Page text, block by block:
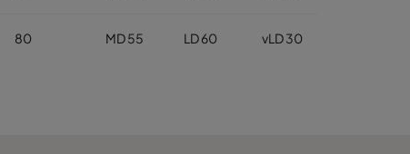
80 MD 55 LD 60 vLD 30